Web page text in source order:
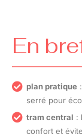
En
plan pratique
serré pour
tram central :
confort et